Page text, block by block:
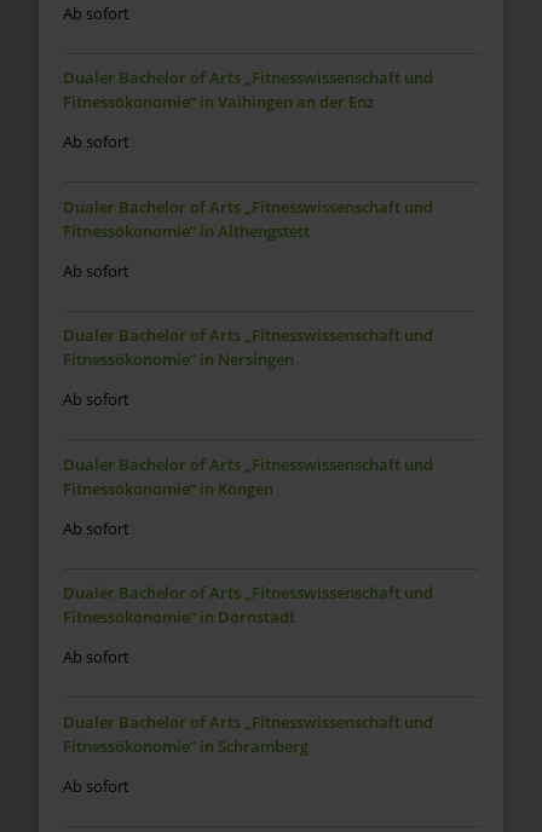
Ab sofort
Dualer Bachelor of Arts „Fitnesswissenschaft und
Fitnessökonomie“ in Vaihingen an der Enz
Ab sofort
Dualer Bachelor of Arts „Fitnesswissenschaft und
Fitnessökonomie“ in Althengstett
Ab sofort
Dualer Bachelor of Arts „Fitnesswissenschaft und
Fitnessökonomie“ in Nersingen
Ab sofort
Dualer Bachelor of Arts „Fitnesswissenschaft und
Fitnessökonomie“ in Köngen
Ab sofort
Dualer Bachelor of Arts „Fitnesswissenschaft und
Fitnessökonomie“ in Dornstadt
Ab sofort
Dualer Bachelor of Arts „Fitnesswissenschaft und
Fitnessökonomie“ in Schramberg
Ab sofort